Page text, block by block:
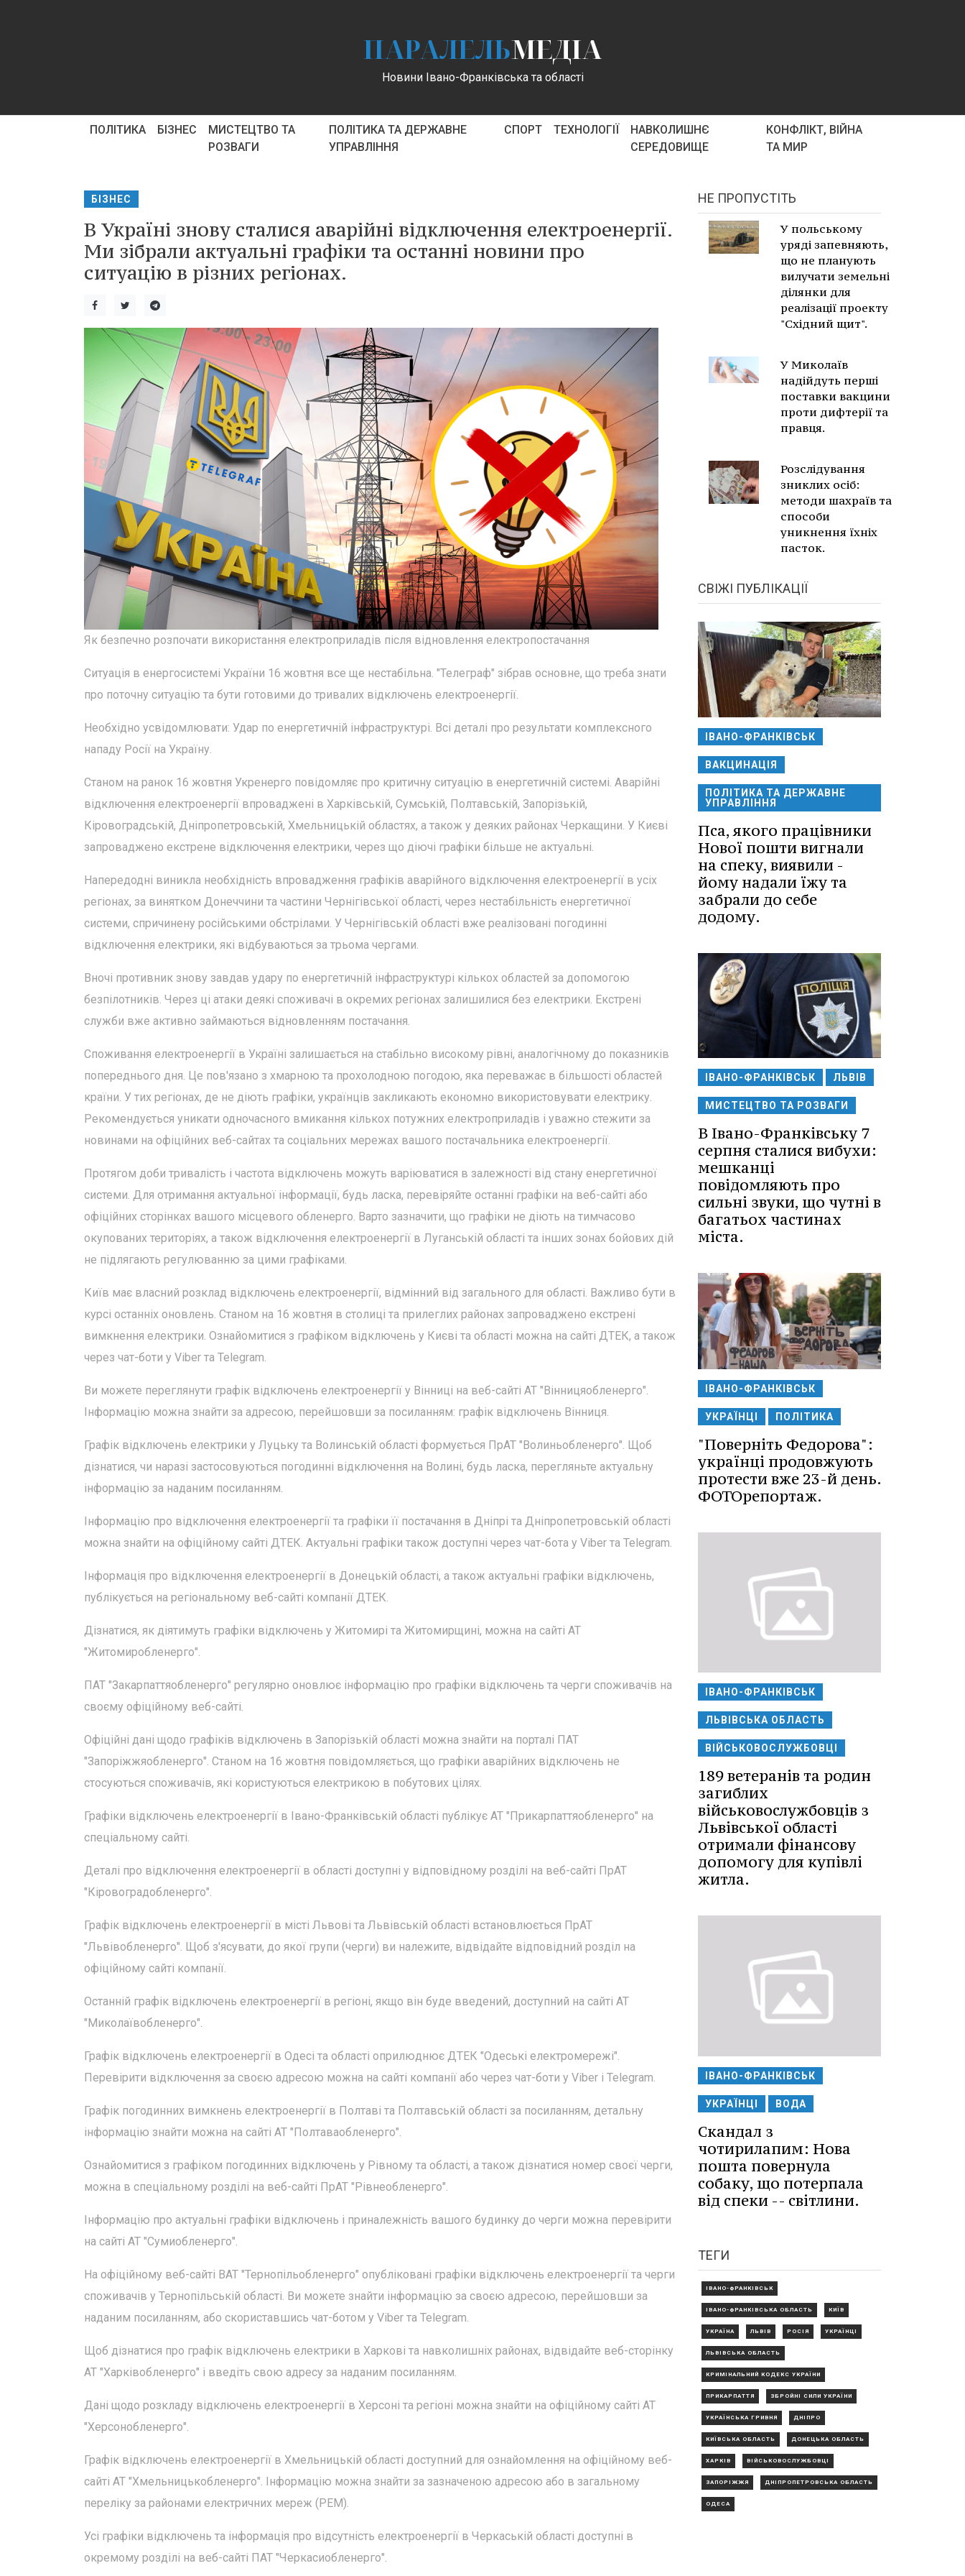
ПАРАЛЕЛЬМЕДІА
Новини Івано-Франківська та області
ПОЛІТИКА БІЗНЕС
МИСТЕЦТВО ТА
РОЗВАГИ
ПОЛІТИКА ТА ДЕРЖАВНЕ
УПРАВЛІННЯ
СПОРТ ТЕХНОЛОГІЇ
НАВКОЛИШНЄ
СЕРЕДОВИЩЕ
КОНФЛІКТ, ВІЙНА
ТА МИР
БІЗНЕС
В Україні знову сталися аварійні відключення електроенергії.
Ми зібрали актуальні графіки та останні новини про
ситуацію в різних регіонах.
Як безпечно розпочати використання електроприладів після відновлення електропостачання
Ситуація в енергосистемі України 16 жовтня все ще нестабільна. "Телеграф" зібрав основне, що треба знати
про поточну ситуацію та бути готовими до тривалих відключень електроенергії.
Необхідно усвідомлювати: Удар по енергетичній інфраструктурі. Всі деталі про результати комплексного
нападу Росії на Україну.
Станом на ранок 16 жовтня Укренерго повідомляє про критичну ситуацію в енергетичній системі. Аварійні
відключення електроенергії впроваджені в Харківській, Сумській, Полтавській, Запорізькій,
Кіровоградській, Дніпропетровській, Хмельницькій областях, а також у деяких районах Черкащини. У Києві
запроваджено екстрене відключення електрики, через що діючі графіки більше не актуальні.
Напередодні виникла необхідність впровадження графіків аварійного відключення електроенергії в усіх
регіонах, за винятком Донеччини та частини Чернігівської області, через нестабільність енергетичної
системи, спричинену російськими обстрілами. У Чернігівській області вже реалізовані погодинні
відключення електрики, які відбуваються за трьома чергами.
Вночі противник знову завдав удару по енергетичній інфраструктурі кількох областей за допомогою
безпілотників. Через ці атаки деякі споживачі в окремих регіонах залишилися без електрики. Екстрені
служби вже активно займаються відновленням постачання.
Споживання електроенергії в Україні залишається на стабільно високому рівні, аналогічному до показників
попереднього дня. Це пов'язано з хмарною та прохолодною погодою, яка переважає в більшості областей
країни. У тих регіонах, де не діють графіки, українців закликають економно використовувати електрику.
Рекомендується уникати одночасного вмикання кількох потужних електроприладів і уважно стежити за
новинами на офіційних веб-сайтах та соціальних мережах вашого постачальника електроенергії.
Протягом доби тривалість і частота відключень можуть варіюватися в залежності від стану енергетичної
системи. Для отримання актуальної інформації, будь ласка, перевіряйте останні графіки на веб-сайті або
офіційних сторінках вашого місцевого обленерго. Варто зазначити, що графіки не діють на тимчасово
окупованих територіях, а також відключення електроенергії в Луганській області та інших зонах бойових дій
не підлягають регулюванню за цими графіками.
Київ має власний розклад відключень електроенергії, відмінний від загального для області. Важливо бути в
курсі останніх оновлень. Станом на 16 жовтня в столиці та прилеглих районах запроваджено екстрені
вимкнення електрики. Ознайомитися з графіком відключень у Києві та області можна на сайті ДТЕК, а також
через чат-боти у Viber та Telegram.
Ви можете переглянути графік відключень електроенергії у Вінниці на веб-сайті АТ "Вінницяобленерго".
Інформацію можна знайти за адресою, перейшовши за посиланням: графік відключень Вінниця.
Графік відключень електрики у Луцьку та Волинській області формується ПрАТ "Волиньобленерго". Щоб
дізнатися, чи наразі застосовуються погодинні відключення на Волині, будь ласка, перегляньте актуальну
інформацію за наданим посиланням.
Інформацію про відключення електроенергії та графіки її постачання в Дніпрі та Дніпропетровській області
можна знайти на офіційному сайті ДТЕК. Актуальні графіки також доступні через чат-бота у Viber та Telegram.
Інформація про відключення електроенергії в Донецькій області, а також актуальні графіки відключень,
публікується на регіональному веб-сайті компанії ДТЕК.
Дізнатися, як діятимуть графіки відключень у Житомирі та Житомирщині, можна на сайті АТ
"Житомиробленерго".
ПАТ "Закарпаттяобленерго" регулярно оновлює інформацію про графіки відключень та черги споживачів на
своєму офіційному веб-сайті.
Офіційні дані щодо графіків відключень в Запорізькій області можна знайти на порталі ПАТ
"Запоріжжяобленерго". Станом на 16 жовтня повідомляється, що графіки аварійних відключень не
стосуються споживачів, які користуються електрикою в побутових цілях.
Графіки відключень електроенергії в Івано-Франківській області публікує АТ "Прикарпаттяобленерго" на
спеціальному сайті.
Деталі про відключення електроенергії в області доступні у відповідному розділі на веб-сайті ПрАТ
"Кіровоградобленерго".
Графік відключень електроенергії в місті Львові та Львівській області встановлюється ПрАТ
"Львівобленерго". Щоб з'ясувати, до якої групи (черги) ви належите, відвідайте відповідний розділ на
офіційному сайті компанії.
Останній графік відключень електроенергії в регіоні, якщо він буде введений, доступний на сайті АТ
"Миколаївобленерго".
Графік відключень електроенергії в Одесі та області оприлюднює ДТЕК "Одеські електромережі".
Перевірити відключення за своєю адресою можна на сайті компанії або через чат-боти у Viber і Telegram.
Графік погодинних вимкнень електроенергії в Полтаві та Полтавській області за посиланням, детальну
інформацію знайти можна на сайті АТ "Полтаваобленерго".
Ознайомитися з графіком погодинних відключень у Рівному та області, а також дізнатися номер своєї черги,
можна в спеціальному розділі на веб-сайті ПрАТ "Рівнеобленерго".
Інформацію про актуальні графіки відключень і приналежність вашого будинку до черги можна перевірити
на сайті АТ "Сумиобленерго".
На офіційному веб-сайті ВАТ "Тернопільобленерго" опубліковані графіки відключень електроенергії та черги
споживачів у Тернопільській області. Ви можете знайти інформацію за своєю адресою, перейшовши за
наданим посиланням, або скориставшись чат-ботом у Viber та Telegram.
Щоб дізнатися про графік відключень електрики в Харкові та навколишніх районах, відвідайте веб-сторінку
АТ "Харківобленерго" і введіть свою адресу за наданим посиланням.
Дані щодо розкладу відключень електроенергії в Херсоні та регіоні можна знайти на офіційному сайті АТ
"Херсонобленерго".
Графік відключень електроенергії в Хмельницькій області доступний для ознайомлення на офіційному веб-
сайті АТ "Хмельницькобленерго". Інформацію можна знайти за зазначеною адресою або в загальному
переліку за районами електричних мереж (РЕМ).
Усі графіки відключень та інформація про відсутність електроенергії в Черкаській області доступні в
окремому розділі на веб-сайті ПАТ "Черкасиобленерго".
НЕ ПРОПУСТІТЬ
У польському
уряді запевняють,
що не планують
вилучати земельні
ділянки для
реалізації проекту
"Східний щит".
У Миколаїв
надійдуть перші
поставки вакцини
проти дифтерії та
правця.
Розслідування
зниклих осіб:
методи шахраїв та
способи
уникнення їхніх
пасток.
СВІЖІ ПУБЛІКАЦІЇ
ІВАНО-ФРАНКІВСЬК
ВАКЦИНАЦІЯ
ПОЛІТИКА ТА ДЕРЖАВНЕ
УПРАВЛІННЯ
Пса, якого працівники
Нової пошти вигнали
на спеку, виявили -
йому надали їжу та
забрали до себе
додому.
ІВАНО-ФРАНКІВСЬК ЛЬВІВ
МИСТЕЦТВО ТА РОЗВАГИ
В Івано-Франківську 7
серпня сталися вибухи:
мешканці
повідомляють про
сильні звуки, що чутні в
багатьох частинах
міста.
ІВАНО-ФРАНКІВСЬК
УКРАЇНЦІ ПОЛІТИКА
"Поверніть Федорова":
українці продовжують
протести вже 23-й день.
ФОТОрепортаж.
ІВАНО-ФРАНКІВСЬК
ЛЬВІВСЬКА ОБЛАСТЬ
ВІЙСЬКОВОСЛУЖБОВЦІ
189 ветеранів та родин
загиблих
військовослужбовців з
Львівської області
отримали фінансову
допомогу для купівлі
житла.
ІВАНО-ФРАНКІВСЬК
УКРАЇНЦІ ВОДА
Скандал з
чотирилапим: Нова
пошта повернула
собаку, що потерпала
від спеки -- світлини.
ТЕГИ
ІВАНО-ФРАНКІВСЬК
ІВАНО-ФРАНКІВСЬКА ОБЛАСТЬ КИЇВ
УКРАЇНА ЛЬВІВ РОСІЯ УКРАЇНЦІ
ЛЬВІВСЬКА ОБЛАСТЬ
КРИМІНАЛЬНИЙ КОДЕКС УКРАЇНИ
ПРИКАРПАТТЯ ЗБРОЙНІ СИЛИ УКРАЇНИ
УКРАЇНСЬКА ГРИВНЯ ДНІПРО
КИЇВСЬКА ОБЛАСТЬ ДОНЕЦЬКА ОБЛАСТЬ
ХАРКІВ ВІЙСЬКОВОСЛУЖБОВЦІ
ЗАПОРІЖЖЯ ДНІПРОПЕТРОВСЬКА ОБЛАСТЬ
ОДЕСА